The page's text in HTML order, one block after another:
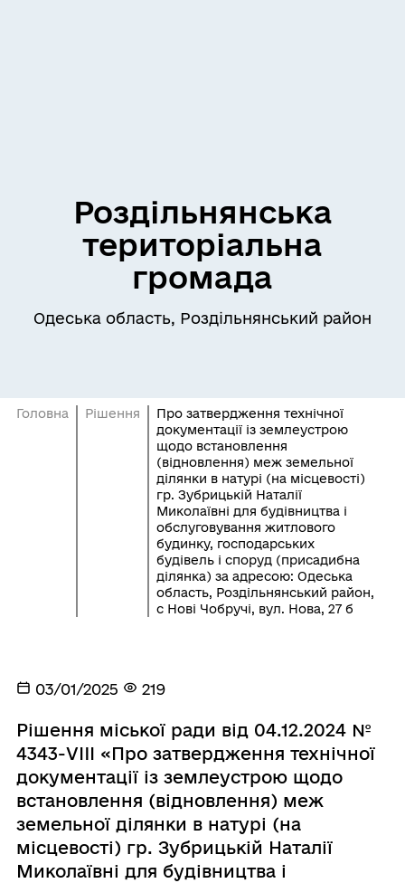
Роздільнянська
територіальна
громада
Одеська область, Роздільнянський район
Головна Рішення
Про затвердження технічної
документації із землеустрою
щодо встановлення
(відновлення) меж земельної
ділянки в натурі (на місцевості)
гр. Зубрицькій Наталії
Миколаївні для будівництва і
обслуговування житлового
будинку, господарських
будівель і споруд (присадибна
ділянка) за адресою: Одеська
область, Роздільнянський район,
с Нові Чобручі, вул. Нова, 27 б
03/01/2025 219
Рішення міської ради від 04.12.2024 №
4343-VIII «Про затвердження технічної
документації із землеустрою щодо
встановлення (відновлення) меж
земельної ділянки в натурі (на
місцевості) гр. Зубрицькій Наталії
Миколаївні для будівництва і